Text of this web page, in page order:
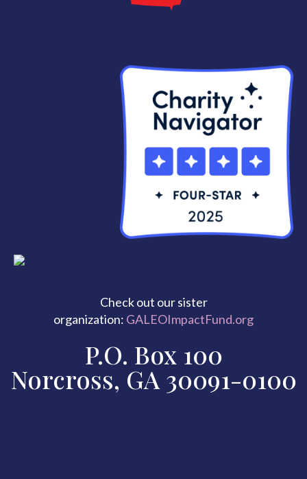
Check out our sister
organization: GALEOImpactFund.org
P.O. Box 100
Norcross, GA 30091-0100